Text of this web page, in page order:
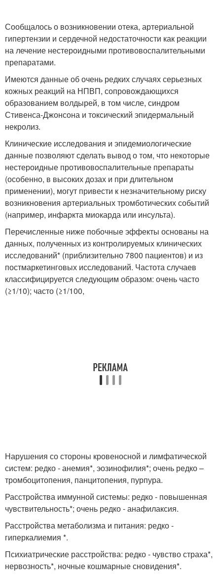
Сообщалось о возникновении отека, артериальной
гипертензии и сердечной недостаточности как реакции
на лечение нестероидными противовоспалительными
препаратами.
Имеются данные об очень редких случаях серьезных
кожных реакций на НПВП, сопровождающихся
образованием волдырей, в том числе, синдром
Стивенса-Джонсона и токсический эпидермальный
некролиз.
Клинические исследования и эпидемиологические
данные позволяют сделать вывод о том, что некоторые
нестероидные противовоспалительные препараты
(особенно, в высоких дозах и при длительном
применении), могут привести к незначительному риску
возникновения артериальных тромботических событий
(например, инфаркта миокарда или инсульта).
Перечисленные ниже побочные эффекты основаны на
данных, полученных из контролируемых клинических
исследований* (приблизительно 7800 пациентов) и из
постмаркетинговых исследований. Частота случаев
классифицируется следующим образом: очень часто
(≥1/10); часто (≥1/100,
Нарушения со стороны кровеносной и лимфатической
систем: редко - анемия*, эозинофилия*; очень редко –
тромбоцитопения, панцитопения, пурпура.
Расстройства иммунной системы: редко - повышенная
чувствительность*; очень редко - анафилаксия.
Расстройства метаболизма и питания: редко -
гиперкалиемия *.
Психиатрические расстройства: редко - чувство страха*,
нервозность*, ночные кошмарные сновидения*.